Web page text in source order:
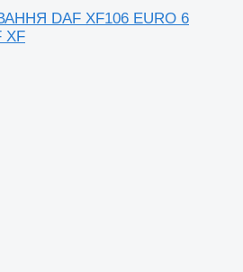
DAF XF106 EURO 6
XF